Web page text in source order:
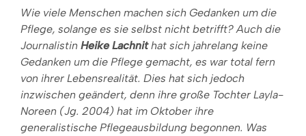
Wie viele Menschen machen sich Gedanken um die
Pflege, solange es sie selbst nicht betrifft? Auch die
Journalistin Heike Lachnithat sich jahrelang keine
Gedanken um die Pflege gemacht, es war total fern
von ihrer Lebensrealität. Dies hat sich jedoch
inzwischen geändert, denn ihre große Tochter Layla-
Noreen (Jg. 2004) hat im Oktober ihre
generalistische Pflegeausbildung begonnen. Was